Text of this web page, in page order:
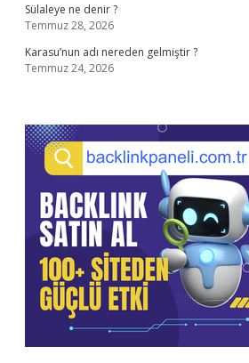
Sülaleye ne denir ?
Temmuz 28, 2026
Karasu’nun adı nereden gelmiştir ?
Temmuz 24, 2026